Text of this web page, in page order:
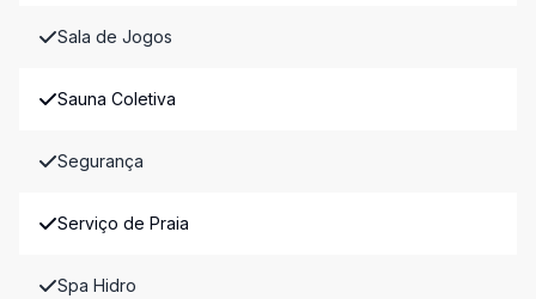
Sala de Jogos
Sauna Coletiva
Segurança
Serviço de Praia
Spa Hidro